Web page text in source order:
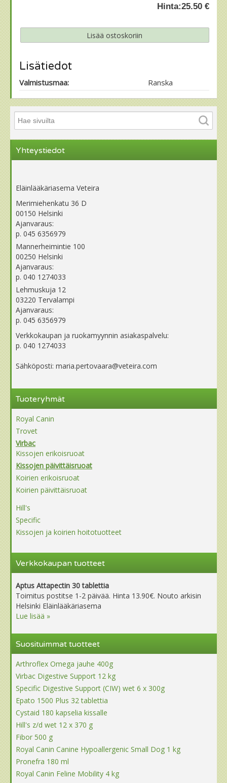
Hinta:25.50 €
Lisätiedot
Valmistusmaa: Ranska
Yhteystiedot
Eläinlääkäriasema Veteira
Merimiehenkatu 36 D
00150 Helsinki
Ajanvaraus:
p. 045 6356979
Mannerheimintie 100
00250 Helsinki
Ajanvaraus:
p. 040 1274033
Lehmuskuja 12
03220 Tervalampi
Ajanvaraus:
p. 045 6356979
Verkkokaupan ja ruokamyynnin asiakaspalvelu:
p. 040 1274033
Sähköposti: maria.pertovaara@veteira.com
Tuoteryhmät
Royal Canin
Trovet
Virbac
Kissojen erikoisruoat
Kissojen päivittäisruoat
Koirien erikoisruoat
Koirien päivittäisruoat
Hill's
Specific
Kissojen ja koirien hoitotuotteet
Verkkokaupan tuotteet
Aptus Attapectin 30 tablettia
Toimitus postitse 1-2 päivää. Hinta 13.90€. Nouto arkisin
Helsinki Eläinlääkäriasema
Lue lisää »
Suosituimmat tuotteet
Arthroflex Omega jauhe 400g
Virbac Digestive Support 12 kg
Specific Digestive Support (CIW) wet 6 x 300g
Epato 1500 Plus 32 tablettia
Cystaid 180 kapselia kissalle
Hill's z/d wet 12 x 370 g
Fibor 500 g
Royal Canin Canine Hypoallergenic Small Dog 1 kg
Pronefra 180 ml
Royal Canin Feline Mobility 4 kg